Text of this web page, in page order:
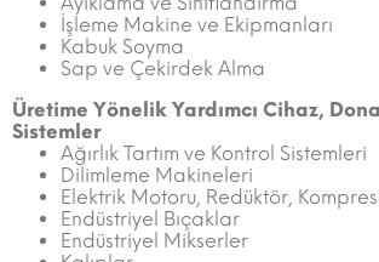
İşleme Makine ve Ekipmanları
Kabuk Soyma
Sap ve Çekirdek Alma
Üretime Yönelik Yardımcı Cihaz,
Sistemler
Ağırlık Tartım ve Kontrol Sistemleri
Dilimleme Makineleri
Elektrik Motoru, Redüktör,
Endüstriyel Bıçaklar
Endüstriyel Mikserler